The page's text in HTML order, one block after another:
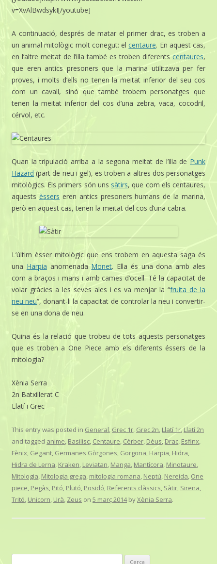
v=XvAlBwdsykI[/youtube]
A continuació, després de matar el primer drac, es troben a
un animal mitològic molt conegut: elcentaure. En aquest cas,
en l’altre meitat de l’illa també es troben diferents centaures,
que eren antics presoners que la marina utilitzava per fer
proves, i molts d’ells no tenen la meitat inferior del seu cos
com un cavall, sinó que també trobem personatges que
tenen la meitat inferior del cos d’una zebra, vaca, cocodril,
cérvol, etc.
Quan la tripulació arriba a la segona meitat de l’illa de Punk
Hazard (part de neu i gel), es troben a altres dos personatges
mitològics. Els primers són uns sàtirs, que com els centaures,
aquests èssers eren antics presoners humans de la marina,
però en aquest cas, tenen la meitat del cos d’una cabra.
L’últim èsser mitològic que ens trobem en aquesta saga és
una Harpia anomenada Monet. Ella és una dona amb ales
com a braços i mans i amb cames d’ocell. Té la capacitat de
volar gràcies a les seves ales i es va menjar la “fruita de la
neu neu“, donant-li la capacitat de controlar la neu i convertir-
se en una dona de neu.
Quina és la relació que trobeu de tots aquests personatges
que es troben a One Piece amb els diferents éssers de la
mitologia?
Xènia Serra
2n Batxillerat C
Llatí i Grec
This entry was posted in General, Grec 1r, Grec 2n, Llatí 1r,Llatí 2n
and tagged anime, Basilisc, Centaure, Cèrber, Déus, Drac, Esfinx,
Fènix, Gegant, Germanes Gòrgones, Gorgona, Harpia, Hidra,
Hidra de Lerna, Kraken, Leviatan, Manga, Mantícora, Minotaure,
Mitologia, Mitologia grega, mitologia romana, Neptú, Nereida, One
piece, Pegàs, Pitó, Plutó, Posidó, Referents clàssics, Sàtir, Sirena,
Tritó, Unicorn, Urà, Zeus on 5 març 2014byXènia Serra.